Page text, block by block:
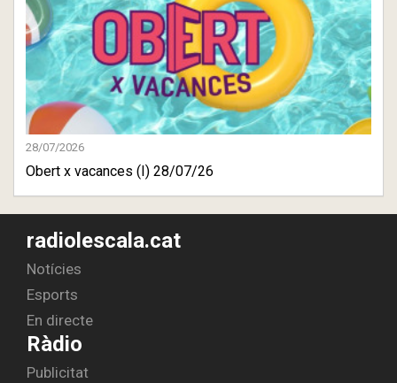
28/07/2026
Obert x vacances (I) 28/07/26
radiolescala.cat
Notícies
Esports
En directe
Ràdio
Publicitat